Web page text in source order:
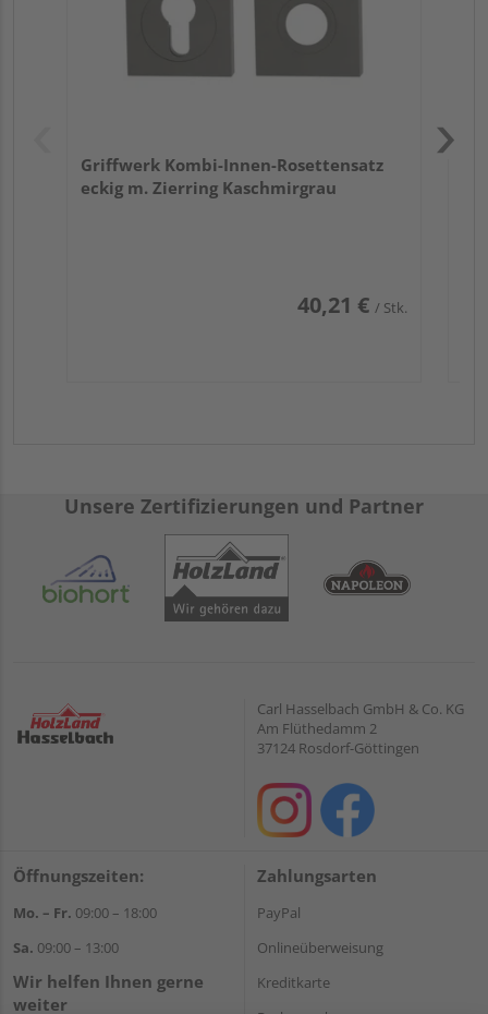
Griffwerk Kombi-Innen-Rosettensatz
eckig m. Zierring Kaschmirgrau
40,21 € / Stk.
Unsere Zertifizierungen und Partner
Carl Hasselbach GmbH & Co. KG
Am Flüthedamm 2
37124 Rosdorf-Göttingen
Öffnungszeiten:
Mo. – Fr. 09:00 – 18:00
Sa. 09:00 – 13:00
Wir helfen Ihnen gerne
weiter
Zahlungsarten
PayPal
Onlineüberweisung
Kreditkarte